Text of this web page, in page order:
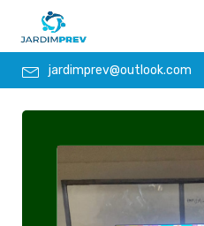
jardimprev@outlook.com